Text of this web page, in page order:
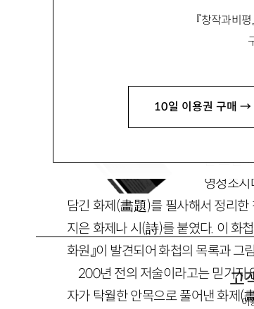
『창작과비
10일 이용권 구매 →
는 조선
영정조
담긴 화제 (畵題)를 필사해서 정리한
지은 화제나 시 (詩)를 붙였다. 이 화
화원』이 발견되어 화첩의 목록과 그
200년 전의 저술이라고는 믿기지
자가 탁월한 안목으로 풀어낸 화제 (
고
이